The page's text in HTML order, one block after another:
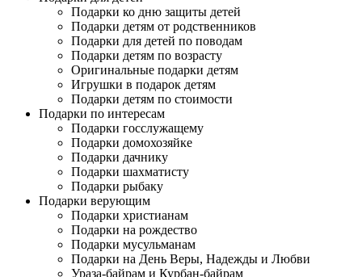
Подарки ко дню защиты детей
Подарки детям от родственников
Подарки для детей по поводам
Подарки детям по возрасту
Оригинальные подарки детям
Игрушки в подарок детям
Подарки детям по стоимости
Подарки по интересам
Подарки госслужащему
Подарки домохозяйке
Подарки дачнику
Подарки шахматисту
Подарки рыбаку
Подарки верующим
Подарки христианам
Подарки на рождество
Подарки мусульманам
Подарки на День Веры, Надежды и Любви
Ураза-байрам и Курбан-байрам